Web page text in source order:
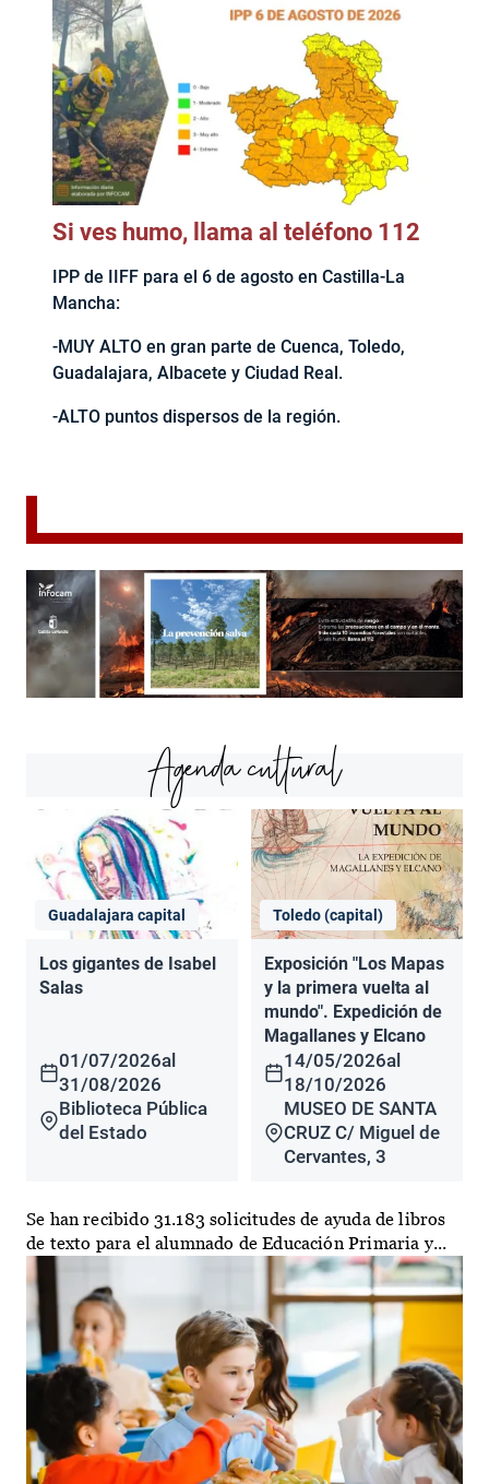
Si ves humo, llama al teléfono 112
IPP de IIFF para el 6 de agosto en Castilla-La
Mancha:
-MUY ALTO en gran parte de Cuenca, Toledo,
Guadalajara, Albacete y Ciudad Real.
-ALTO puntos dispersos de la región.
Agenda cultural
Guadalajara capital
Los gigantes de Isabel
Salas
01/07/2026al
31/08/2026
Biblioteca Pública
del Estado
Toledo (capital)
Exposición "Los Mapas
y la primera vuelta al
mundo". Expedición de
Magallanes y Elcano
14/05/2026al
18/10/2026
MUSEO DE SANTA
CRUZ C/ Miguel de
Cervantes, 3
Se han recibido 31.183 solicitudes de ayuda de libros
de texto para el alumnado de Educación Primaria y...